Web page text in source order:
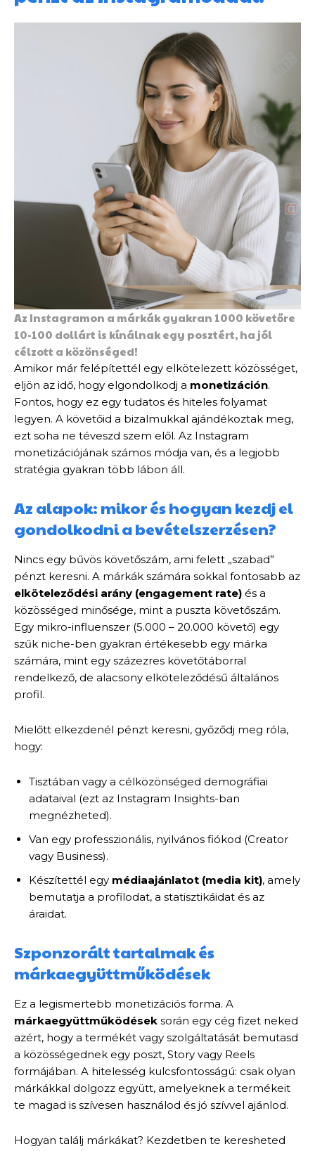
Az Instagramon a márkák gyakran 1000 követőre
10-100 dollárt is kínálnak egy posztért, ha jól
célzott a közönséged!
Amikor már felépítettél egy elkötelezett közösséget,
eljön az idő, hogy elgondolkodj a monetizáción.
Fontos, hogy ez egy tudatos és hiteles folyamat
legyen. A követőid a bizalmukkal ajándékoztak meg,
ezt soha ne téveszd szem elől. Az Instagram
monetizációjának számos módja van, és a legjobb
stratégia gyakran több lábon áll.
Az alapok: mikor és hogyan kezdj el
gondolkodni a bevételszerzésen?
Nincs egy bűvös követőszám, ami felett „szabad”
pénzt keresni. A márkák számára sokkal fontosabb az
elköteleződési arány (engagement rate) és a
közösséged minősége, mint a puszta követőszám.
Egy mikro-influenszer (5.000 – 20.000 követő) egy
szűk niche-ben gyakran értékesebb egy márka
számára, mint egy százezres követőtáborral
rendelkező, de alacsony elköteleződésű általános
profil.
Mielőtt elkezdenél pénzt keresni, győződj meg róla,
hogy:
Tisztában vagy a célközönséged demográfiai
adataival (ezt az Instagram Insights-ban
megnézheted).
Van egy professzionális, nyilvános fiókod (Creator
vagy Business).
Készítettél egy médiaajánlatot (media kit), amely
bemutatja a profilodat, a statisztikáidat és az
áraidat.
Szponzorált tartalmak és
márkaegyüttműködések
Ez a legismertebb monetizációs forma. A
márkaegyüttműködések során egy cég fizet neked
azért, hogy a termékét vagy szolgáltatását bemutasd
a közösségednek egy poszt, Story vagy Reels
formájában. A hitelesség kulcsfontosságú: csak olyan
márkákkal dolgozz együtt, amelyeknek a termékeit
te magad is szívesen használod és jó szívvel ajánlod.
Hogyan találj márkákat? Kezdetben te keresheted